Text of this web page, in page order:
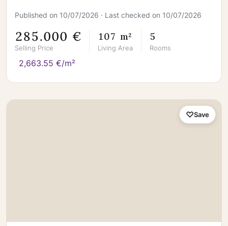
Published on 10/07/2026 · Last checked on 10/07/2026
285.000 €
Selling Price
107 m²
Living Area
5
Rooms
2,663.55 €/m²
Save